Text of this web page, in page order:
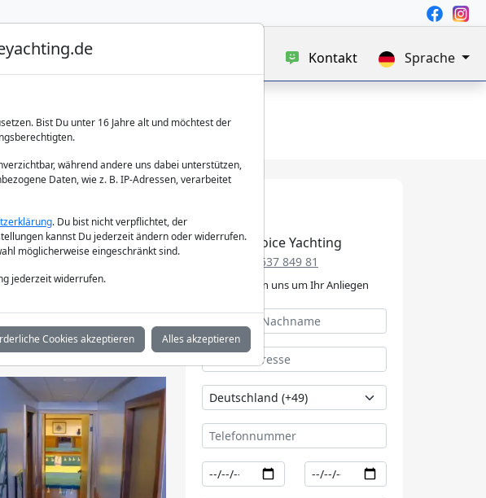
Yacht Verkauf Kontakt Sprache
Best Choice Yachting
+49 152 537 849 81
Wir kümmern uns um Ihr Anliegen
Bist Du unter 16 Jahre alt und möchtest der
während andere uns dabei unterstützen,
Daten, wie z. B. IP-Adressen, verarbeitet
. Du bist nicht verpflichtet, der
kannst Du jederzeit ändern oder widerrufen.
möglicherweise eingeschränkt sind.
jederzeit widerrufen.
Cookies akzeptieren Alles akzeptieren